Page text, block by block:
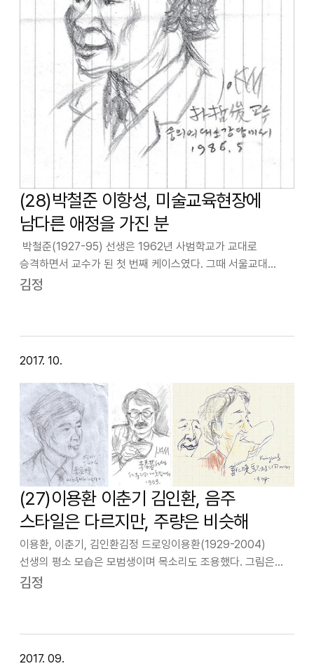
(28)박철준 이항성, 미술교육현장에
남다른 애정을 가진 분
박철준(1927-95) 선생은 1962년 사범학교가 교대로
승격하면서 교수가 된 첫 번째 케이스였다. 그때 서울교대
초대학장직을 놓고 J 씨와 C 씨가 물밑 경합을 벌였고, 결국 C
김정
2017. 10.
(27)이용환 이춘기 김인환, 음주
스타일은 다르지만, 주량은 비슷해
이용환, 이춘기, 김인환김정 드로잉이용환(1929-2004)
선생의 평소 모습은 모범생이며 목소리도 조용했다. 그림은
사실적 표현 작업을 하셨다. 필자와는 앙가쥬망 동인으로 십여
김정
2017. 09.